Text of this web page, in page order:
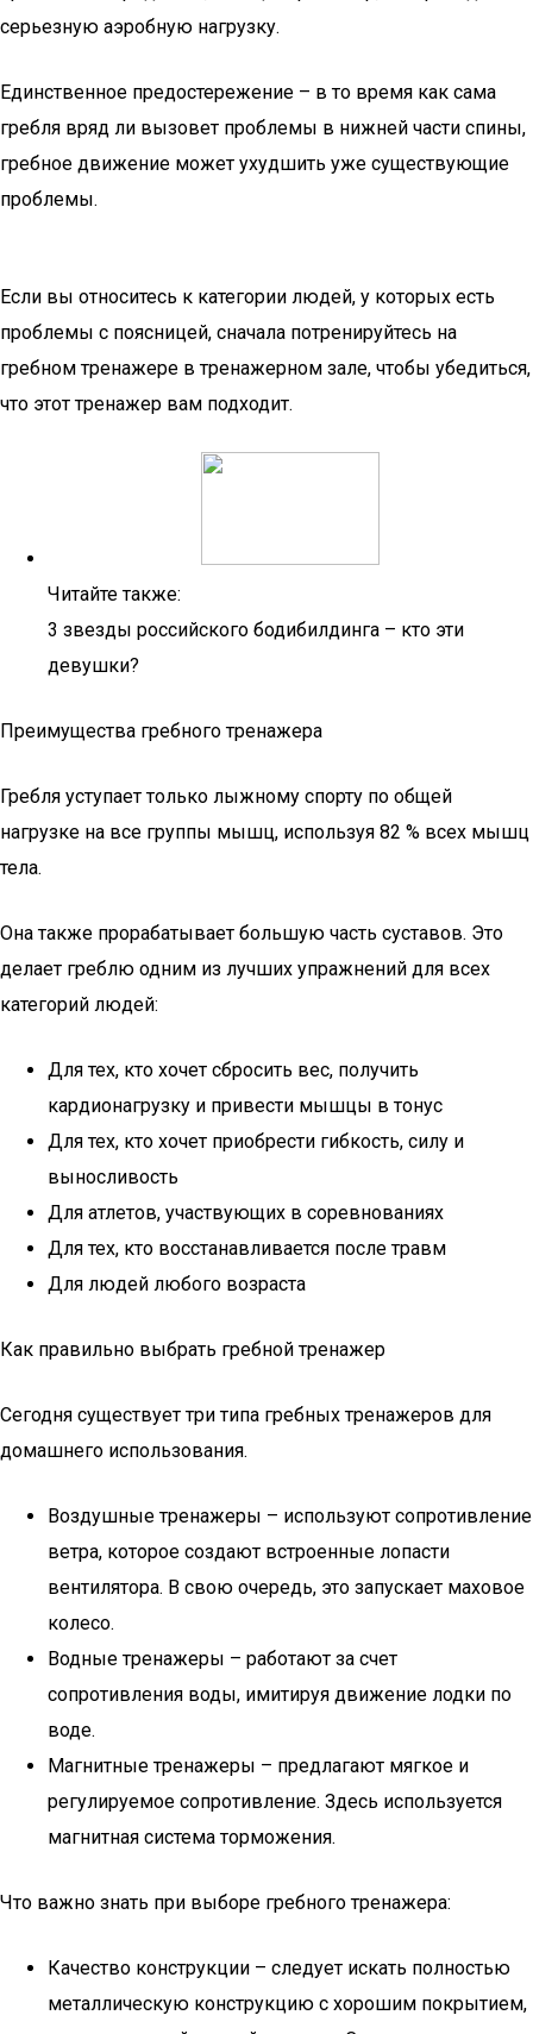
серьезную аэробную нагрузку.
Единственное предостережение – в то время как сама
гребля вряд ли вызовет проблемы в нижней части спины,
гребное движение может ухудшить уже существующие
проблемы.
Если вы относитесь к категории людей, у которых есть
проблемы с поясницей, сначала потренируйтесь на
гребном тренажере в тренажерном зале, чтобы убедиться,
что этот тренажер вам подходит.
Читайте также:
3 звезды российского бодибилдинга – кто эти
девушки?
Преимущества гребного тренажера
Гребля уступает только лыжному спорту по общей
нагрузке на все группы мышц, используя 82 % всех мышц
тела.
Она также прорабатывает большую часть суставов. Это
делает греблю одним из лучших упражнений для всех
категорий людей:
Для тех, кто хочет сбросить вес, получить
кардионагрузку и привести мышцы в тонус
Для тех, кто хочет приобрести гибкость, силу и
выносливость
Для атлетов, участвующих в соревнованиях
Для тех, кто восстанавливается после травм
Для людей любого возраста
Как правильно выбрать гребной тренажер
Сегодня существует три типа гребных тренажеров для
домашнего использования.
Воздушные тренажеры – используют сопротивление
ветра, которое создают встроенные лопасти
вентилятора. В свою очередь, это запускает маховое
колесо.
Водные тренажеры – работают за счет
сопротивления воды, имитируя движение лодки по
воде.
Магнитные тренажеры – предлагают мягкое и
регулируемое сопротивление. Здесь используется
магнитная система торможения.
Что важно знать при выборе гребного тренажера:
Качество конструкции – следует искать полностью
металлическую конструкцию с хорошим покрытием,